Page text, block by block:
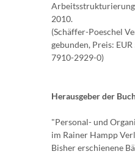
2010.
(Schäffer-Poeschel
gebunden, Preis:
7910-2929-0)
Herausgeber der
"Personal- und
im Rainer Hampp
Bisher erschienene